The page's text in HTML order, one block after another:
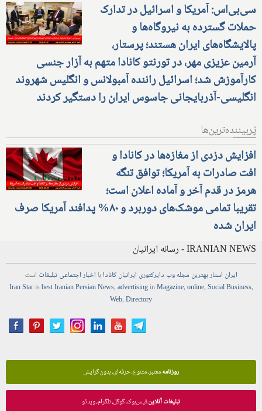
سی‌بی‌اس: آمریکا و اسرائیل در تدارک
حملات گسترده به نیروگاه‌ها و
پالایشگاه‌های ایران هستند؛ پرستار،
آرمین عزیزی مهر، در تورنتو کانادا متهم به آزار جنسی
کارآموزش شد؛ اسرائیل راننده آمبولانس و انگلیس شهروند
انگلیسی-آذربایجانی جاسوس ایران را دستگیر کردند
پُربیننده‌ترین‌ها
افزایش دزدی از مغازه‌ها در کانادا و
افت صادرات به آمریکا؛ توافق تنگه
هرمز در قدم آخر و آماده اعلان است؛
تقریبا تمامی موشک‌های دوربرد و ۸۰% پدافند آمریکا صرف
ایران شده
IRANIAN NEWS - رسانه ایرانیان
ایران استاربهترین مجلهوب دایرکتوری ایرانیان کانادابا اخباراجتماعیتبلیغات است
Iran Starisbest Iranian PersianNews,advertisinginMagazine,online,Social Business,
Web,Directory
روزنامهمعتبر، متنوع، حرفه‌ای، بدون گرایش
تبلیغات آنلاینفیس‌بوک، گوگل، تلگرام، ویدئو